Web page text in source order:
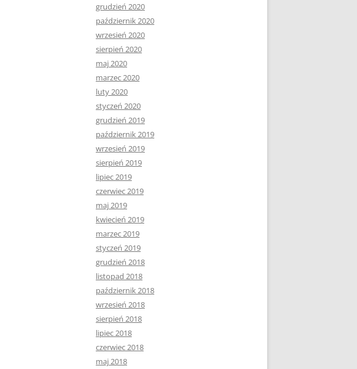
grudzień 2020
październik 2020
wrzesień 2020
sierpień 2020
maj 2020
marzec 2020
luty 2020
styczeń 2020
grudzień 2019
październik 2019
wrzesień 2019
sierpień 2019
lipiec 2019
czerwiec 2019
maj 2019
kwiecień 2019
marzec 2019
styczeń 2019
grudzień 2018
listopad 2018
październik 2018
wrzesień 2018
sierpień 2018
lipiec 2018
czerwiec 2018
maj 2018